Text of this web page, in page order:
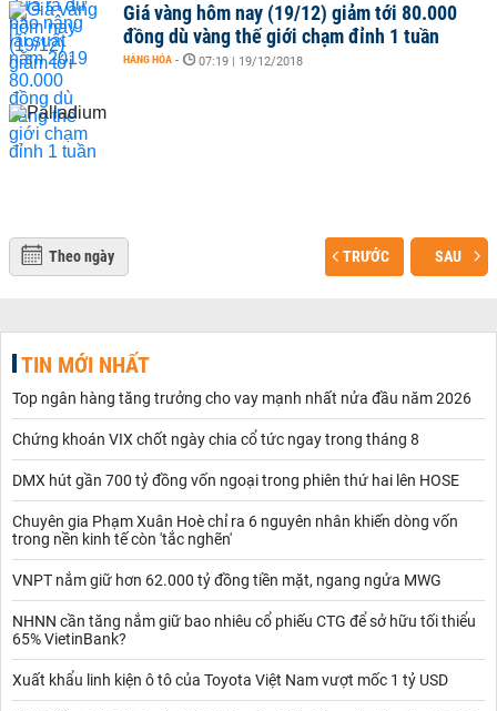
Giá vàng hôm nay (19/12) giảm tới 80.000
đồng dù vàng thế giới chạm đỉnh 1 tuần
HÀNG HÓA - 07:19 | 19/12/2018
Theo ngày TRƯỚC SAU
TIN MỚI NHẤT
Top ngân hàng tăng trưởng cho vay mạnh nhất nửa đầu năm 2026
Chứng khoán VIX chốt ngày chia cổ tức ngay trong tháng 8
DMX hút gần 700 tỷ đồng vốn ngoại trong phiên thứ hai lên HOSE
Chuyên gia Phạm Xuân Hoè chỉ ra 6 nguyên nhân khiến dòng vốn
trong nền kinh tế còn 'tắc nghẽn'
VNPT nắm giữ hơn 62.000 tỷ đồng tiền mặt, ngang ngửa MWG
NHNN cần tăng nắm giữ bao nhiêu cổ phiếu CTG để sở hữu tối thiểu
65% VietinBank?
Xuất khẩu linh kiện ô tô của Toyota Việt Nam vượt mốc 1 tỷ USD